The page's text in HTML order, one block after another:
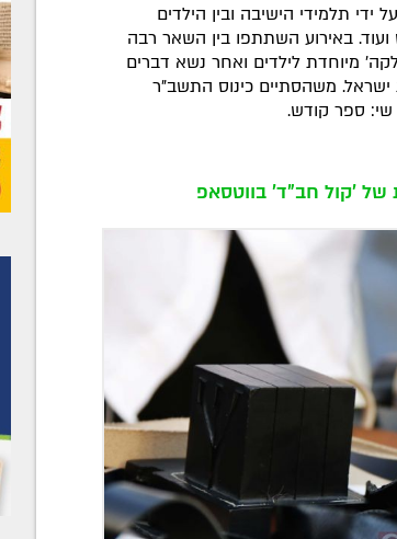
ידי תלמידי הישיבה ובין הילדים
באירוע השתתפו בין השאר רבה
מיוחדת לילדים ואחר נשא דברים
משהסתיים כינוס התשב"ר
שי: ספר קודש.
של 'קול חב"ד' בווטסאפ